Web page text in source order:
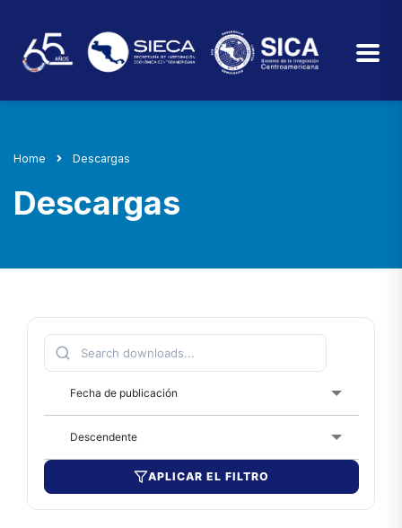
Home Descargas
Descargas
Fecha de publicación
Descendente
APLICAR EL FILTRO